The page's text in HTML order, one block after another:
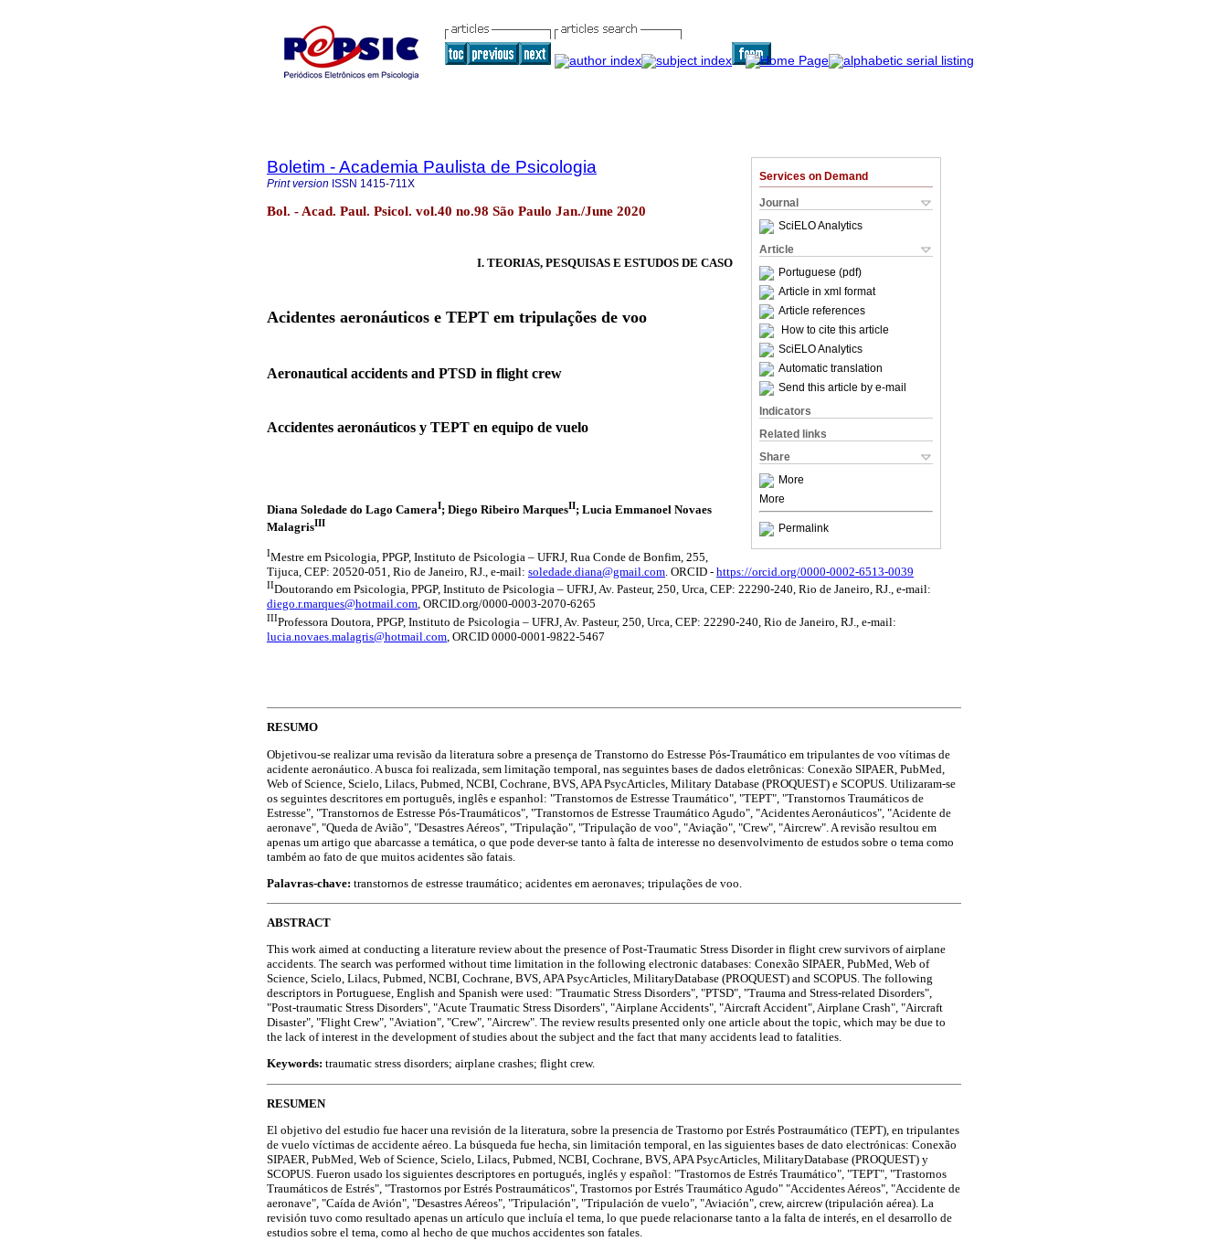
Services on Demand
Journal
SciELO Analytics
Article
Portuguese (pdf)
Article in xml format
Article references
How to cite this article
SciELO Analytics
Automatic translation
Send this article by e-mail
Indicators
Related links
Share
More
More
Permalink
Boletim - Academia Paulista de Psicologia
Print version ISSN 1415-711X
Bol. - Acad. Paul. Psicol. vol.40 no.98 São Paulo Jan./June 2020
I. TEORIAS, PESQUISAS E ESTUDOS DE CASO
Acidentes aeronáuticos e TEPT em tripulações de voo
Aeronautical accidents and PTSD in flight crew
Accidentes aeronáuticos y TEPT en equipo de vuelo
Diana Soledade do Lago CameraI; Diego Ribeiro MarquesII; Lucia Emmanoel Novaes
MalagrisIII
IMestre em Psicologia, PPGP, Instituto de Psicologia – UFRJ, Rua Conde de Bonfim, 255,
Tijuca, CEP: 20520-051, Rio de Janeiro, RJ., e-mail: soledade.diana@gmail.com . ORCID - https://orcid.org/0000-0002-6513-0039
IIDoutorando em Psicologia, PPGP, Instituto de Psicologia – UFRJ, Av. Pasteur, 250, Urca, CEP: 22290-240, Rio de Janeiro, RJ., e-mail:
diego.r.marques@hotmail.com, ORCID.org/0000-0003-2070-6265
IIIProfessora Doutora, PPGP, Instituto de Psicologia – UFRJ, Av. Pasteur, 250, Urca, CEP: 22290-240, Rio de Janeiro, RJ., e-mail:
lucia.novaes.malagris@hotmail.com , ORCID 0000-0001-9822-5467
RESUMO
Objetivou-se realizar uma revisão da literatura sobre a presença de Transtorno do Estresse Pós-Traumático em tripulantes de voo vítimas de
acidente aeronáutico. A busca foi realizada, sem limitação temporal, nas seguintes bases de dados eletrônicas: Conexão SIPAER, PubMed,
Web of Science, Scielo, Lilacs, Pubmed, NCBI, Cochrane, BVS, APA PsycArticles, Military Database (PROQUEST) e SCOPUS. Utilizaram-se
os seguintes descritores em português, inglês e espanhol: "Transtornos de Estresse Traumático", "TEPT", "Transtornos Traumáticos de
Estresse", "Transtornos de Estresse Pós-Traumáticos", "Transtornos de Estresse Traumático Agudo", "Acidentes Aeronáuticos", "Acidente de
aeronave", "Queda de Avião", "Desastres Aéreos", "Tripulação", "Tripulação de voo", "Aviação", "Crew", "Aircrew". A revisão resultou em
apenas um artigo que abarcasse a temática, o que pode dever-se tanto à falta de interesse no desenvolvimento de estudos sobre o tema como
também ao fato de que muitos acidentes são fatais.
Palavras-chave: transtornos de estresse traumático; acidentes em aeronaves; tripulações de voo.
ABSTRACT
This work aimed at conducting a literature review about the presence of Post-Traumatic Stress Disorder in flight crew survivors of airplane
accidents. The search was performed without time limitation in the following electronic databases: Conexão SIPAER, PubMed, Web of
Science, Scielo, Lilacs, Pubmed, NCBI, Cochrane, BVS, APA PsycArticles, MilitaryDatabase (PROQUEST) and SCOPUS. The following
descriptors in Portuguese, English and Spanish were used: "Traumatic Stress Disorders", "PTSD", "Trauma and Stress-related Disorders",
"Post-traumatic Stress Disorders", "Acute Traumatic Stress Disorders", "Airplane Accidents", "Aircraft Accident", Airplane Crash", "Aircraft
Disaster", "Flight Crew", "Aviation", "Crew", "Aircrew". The review results presented only one article about the topic, which may be due to
the lack of interest in the development of studies about the subject and the fact that many accidents lead to fatalities.
Keywords: traumatic stress disorders; airplane crashes; flight crew.
RESUMEN
El objetivo del estudio fue hacer una revisión de la literatura, sobre la presencia de Trastorno por Estrés Postraumático (TEPT), en tripulantes
de vuelo víctimas de accidente aéreo. La búsqueda fue hecha, sin limitación temporal, en las siguientes bases de dato electrónicas: Conexão
SIPAER, PubMed, Web of Science, Scielo, Lilacs, Pubmed, NCBI, Cochrane, BVS, APA PsycArticles, MilitaryDatabase (PROQUEST) y
SCOPUS. Fueron usado los siguientes descriptores en portugués, inglés y español: "Trastornos de Estrés Traumático", "TEPT", "Trastornos
Traumáticos de Estrés", "Trastornos por Estrés Postraumáticos", Trastornos por Estrés Traumático Agudo" "Accidentes Aéreos", "Accidente de
aeronave", "Caída de Avión", "Desastres Aéreos", "Tripulación", "Tripulación de vuelo", "Aviación", crew, aircrew (tripulación aérea). La
revisión tuvo como resultado apenas un artículo que incluía el tema, lo que puede relacionarse tanto a la falta de interés, en el desarrollo de
estudios sobre el tema, como al hecho de que muchos accidentes son fatales.